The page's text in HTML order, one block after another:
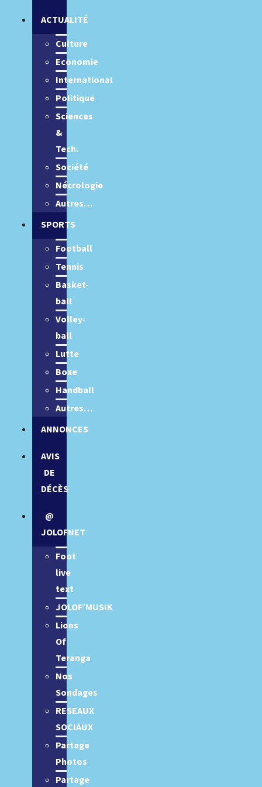
ACTUALITÉ
Culture
Economie
International
Politique
Sciences
&
Tech.
Société
Nécrologie
Autres…
SPORTS
Football
Tennis
Basket-
ball
Volley-
ball
Lutte
Boxe
Handball
Autres…
ANNONCES
AVIS
DE
DÉCÈS
@
JOLOFNET
Foot
live
text
JOLOF’MUSIK
Lions
Of
Teranga
Nos
Sondages
RESEAUX
SOCIAUX
Partage
Photos
Partage